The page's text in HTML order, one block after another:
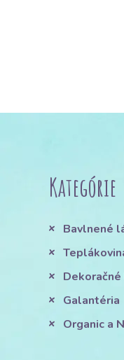
Kategórie
Bavlnené
Galantéria
Organic a